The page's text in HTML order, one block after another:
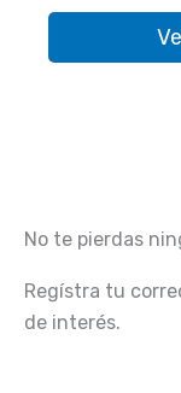
No te pierdas
Regístra tu
de interés.